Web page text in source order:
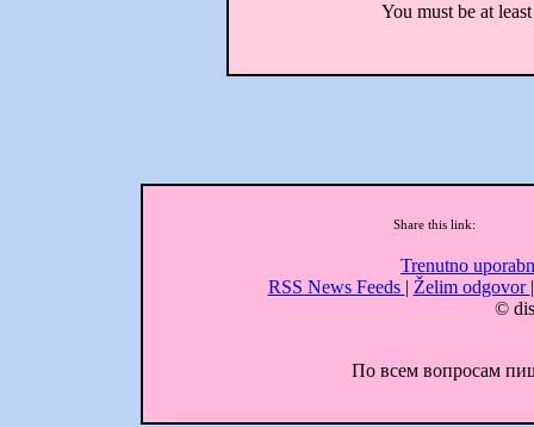
You must be at
Share this link:
Trenutno
RSS News Feeds | Želim odgovor
©
По всем вопросам